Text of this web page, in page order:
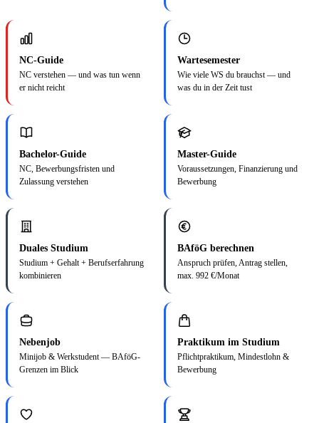
NC-Guide
NC verstehen — und was tun wenn
er nicht reicht
Wartesemester
Wie viele WS du brauchst — und
was du in der Zeit tust
Bachelor-Guide
NC, Bewerbungsfristen und
Zulassung verstehen
Master-Guide
Voraussetzungen, Finanzierung und
Bewerbung
Duales Studium
Studium + Gehalt + Berufserfahrung
kombinieren
BAföG berechnen
Anspruch prüfen, Antrag stellen,
max. 992 €/Monat
Nebenjob
Minijob & Werkstudent — BAföG-
Grenzen im Blick
Praktikum im Studium
Pflichtpraktikum, Mindestlohn &
Bewerbung